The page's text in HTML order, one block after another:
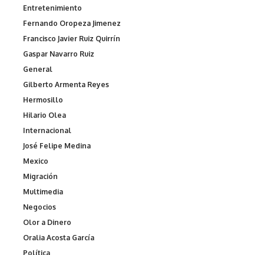
Entretenimiento
Fernando Oropeza Jimenez
Francisco Javier Ruiz Quirrín
Gaspar Navarro Ruiz
General
Gilberto Armenta Reyes
Hermosillo
Hilario Olea
Internacional
José Felipe Medina
Mexico
Migración
Multimedia
Negocios
Olor a Dinero
Oralia Acosta García
Política